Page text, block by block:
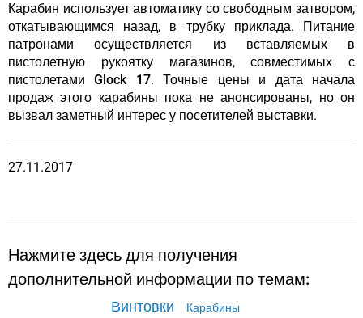
Карабин использует автоматику со свободным затвором,
откатывающимся назад, в трубку приклада. Питание
патронами осуществляется из вставляемых в
пистолетную рукоятку магазинов, совместимых с
пистолетами Glock 17. Точные цены и дата начала
продаж этого карабины пока не анонсированы, но он
вызвал заметный интерес у посетителей выставки.
27.11.2017
Нажмите здесь для получения
дополнительной информации по темам:
Винтовки Карабины